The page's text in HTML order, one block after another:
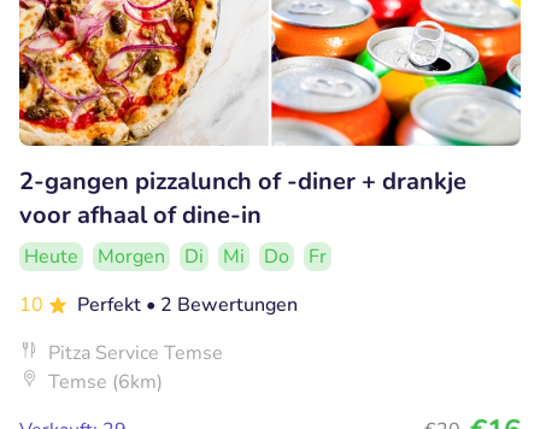
2-gangen pizzalunch of -diner + drankje
voor afhaal of dine-in
Heute Morgen Di Mi Do
Fr
10
Perfekt • 2 Bewertungen
Pitza Service Temse
Temse (6km)